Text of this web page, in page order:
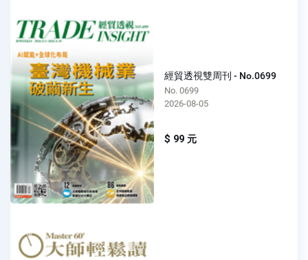
經貿透視雙周刊 - No.0699
No. 0699
2026-08-05
$ 99 元